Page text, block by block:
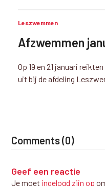
Leszwemmen
Afzwemmen
Op 19 en 21 januari
uit bij de afdeling
Comments (0)
Geef een reactie
Je moet ingelogd zijn op